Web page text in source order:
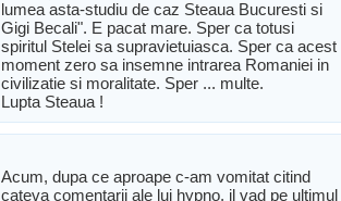
lumea asta-studiu de caz Steaua Bucuresti si
Gigi Becali". E pacat mare. Sper ca totusi
spiritul Stelei sa supravietuiasca. Sper ca acest
moment zero sa insemne intrarea Romaniei in
civilizatie si moralitate. Sper ... multe.
Lupta Steaua !
Acum, dupa ce aproape c-am vomitat citind
cateva comentarii ale lui hypno, il vad pe ultimul